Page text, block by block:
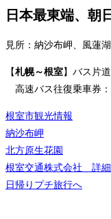
日本最東端、朝
見所：納沙布岬、風蓮
【札幌～根室】バス片
高速バス往復乗車券
根室市観光情報
納沙布岬
北方原生花園
根室交通株式会社 詳
日帰りプチ旅行へ